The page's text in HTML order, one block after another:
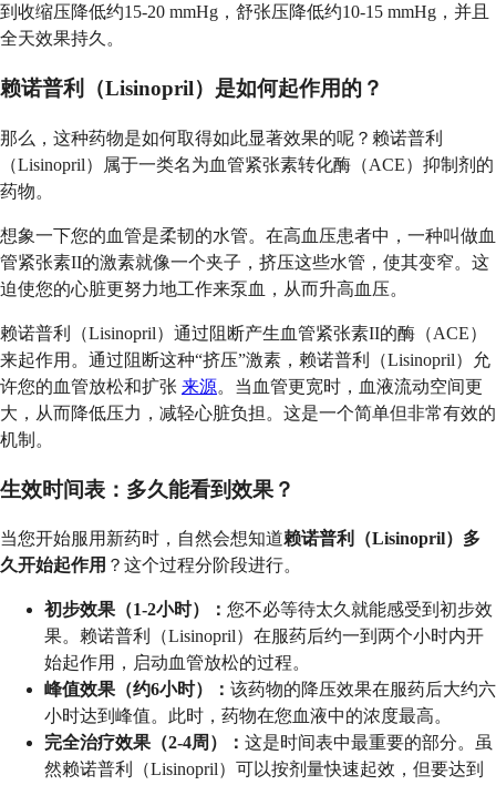
到收缩压降低约15-20 mmHg，舒张压降低约10-15 mmHg，并且
全天效果持久。
赖诺普利（Lisinopril）是如何起作用的？
那么，这种药物是如何取得如此显著效果的呢？赖诺普利
（Lisinopril）属于一类名为血管紧张素转化酶（ACE）抑制剂的
药物。
想象一下您的血管是柔韧的水管。在高血压患者中，一种叫做血
管紧张素II的激素就像一个夹子，挤压这些水管，使其变窄。这
迫使您的心脏更努力地工作来泵血，从而升高血压。
赖诺普利（Lisinopril）通过阻断产生血管紧张素II的酶（ACE）
来起作用。通过阻断这种“挤压”激素，赖诺普利（Lisinopril）允
许您的血管放松和扩张 来源。当血管更宽时，血液流动空间更
大，从而降低压力，减轻心脏负担。这是一个简单但非常有效的
机制。
生效时间表：多久能看到效果？
当您开始服用新药时，自然会想知道赖诺普利（Lisinopril）多
久开始起作用 ？这个过程分阶段进行。
初步效果（1-2小时）： 您不必等待太久就能感受到初步效
果。赖诺普利（Lisinopril）在服药后约一到两个小时内开
始起作用，启动血管放松的过程。
峰值效果（约6小时）： 该药物的降压效果在服药后大约六
小时达到峰值。此时，药物在您血液中的浓度最高。
完全治疗效果（2-4周）： 这是时间表中最重要的部分。虽
然赖诺普利（Lisinopril）可以按剂量快速起效，但要达到